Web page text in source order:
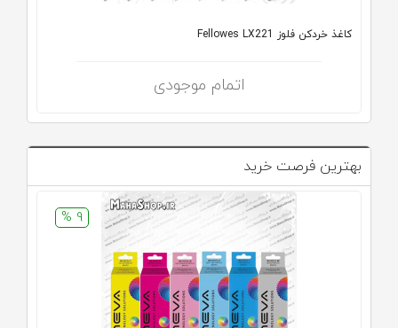
کاغذ خردکن فلوز Fellowes LX221
اتمام موجودی
بهترین فرصت خرید
9 %